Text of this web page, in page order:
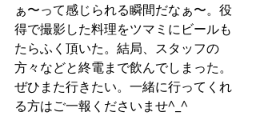
ぁ〜って感じられる瞬間だなぁ〜。役
得で撮影した料理をツマミにビールも
たらふく頂いた。結局、スタッフの
方々などと終電まで飲んでしまった。
ぜひまた行きたい。一緒に行ってくれ
る方はご一報くださいませ^_^